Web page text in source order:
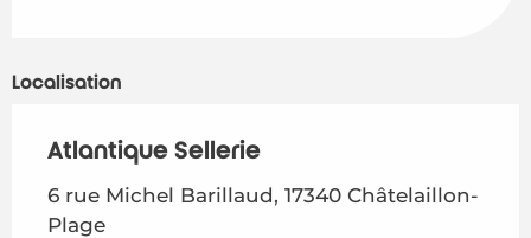
Localisation
Atlantique Sellerie
6 rue Michel Barillaud, 17340 Châtelaillon-
Plage